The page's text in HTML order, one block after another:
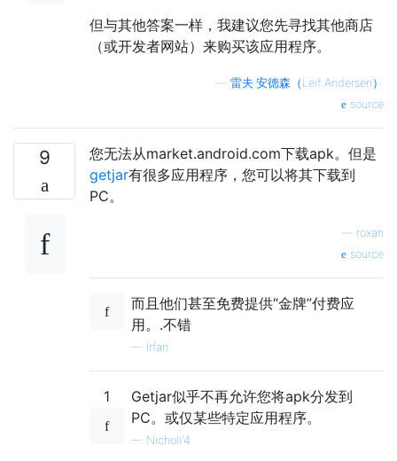
但与其他答案一样，我建议您先寻找其他商店
（或开发者网站）来购买该应用程序。
雷夫·安德森（Leif Andersen）
source
9
您无法从market.android.com下载apk。但是
getjar有很多应用程序，您可以将其下载到
PC。
roxan
source
而且他们甚至免费提供“金牌”付费应
用。.不错
— Irfan
1
Getjar似乎不再允许您将apk分发到
PC。或仅某些特定应用程序。
— Nicholi'4